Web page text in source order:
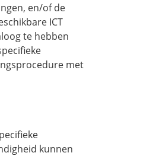
en/of de
ICT
te hebben
met
kunnen